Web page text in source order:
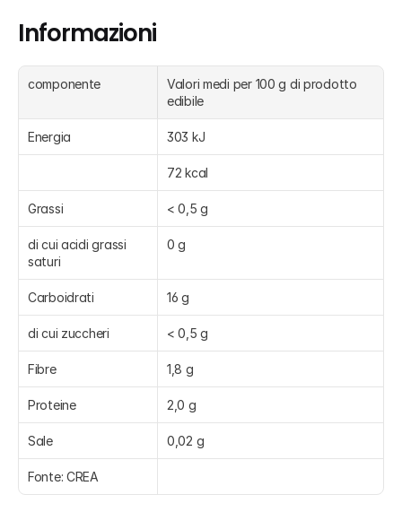
Informazioni
componente
Valori medi per 100 g di prodotto
edibile
Energia 303 kJ
72 kcal
Grassi < 0,5 g
di cui acidi grassi
saturi
0 g
Carboidrati 16 g
di cui zuccheri < 0,5 g
Fibre 1,8 g
Proteine 2,0 g
Sale 0,02 g
Fonte: CREA